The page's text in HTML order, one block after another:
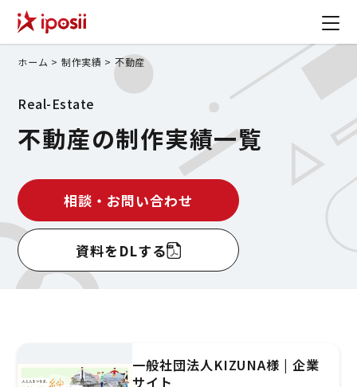
ホーム > 制作実績 > 不動産
Real-Estate
不動産の制作実績一覧
相談・お問い合わせ
資料をDLする
一般社団法人KIZUNA様 | 企業
サイト